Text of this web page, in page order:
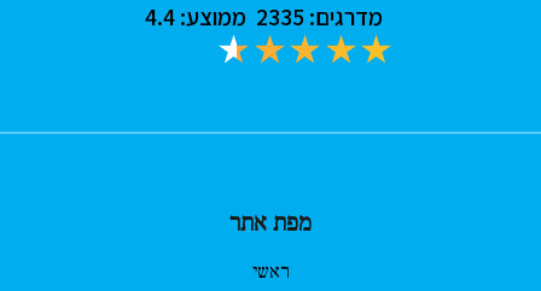
מדרגים: 2335 ממוצע:4.4
מפת אתר
ראשי